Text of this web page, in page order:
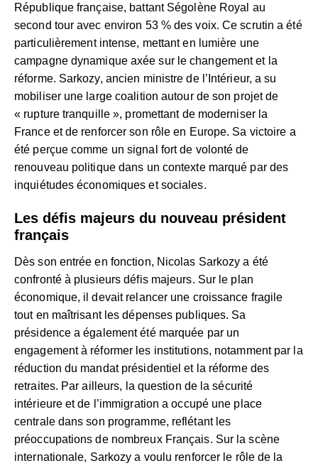
République française, battant Ségolène Royal au
second tour avec environ 53 % des voix. Ce scrutin a été
particulièrement intense, mettant en lumière une
campagne dynamique axée sur le changement et la
réforme. Sarkozy, ancien ministre de l’Intérieur, a su
mobiliser une large coalition autour de son projet de
« rupture tranquille », promettant de moderniser la
France et de renforcer son rôle en Europe. Sa victoire a
été perçue comme un signal fort de volonté de
renouveau politique dans un contexte marqué par des
inquiétudes économiques et sociales.
Les défis majeurs du nouveau président
français
Dès son entrée en fonction, Nicolas Sarkozy a été
confronté à plusieurs défis majeurs. Sur le plan
économique, il devait relancer une croissance fragile
tout en maîtrisant les dépenses publiques. Sa
présidence a également été marquée par un
engagement à réformer les institutions, notamment par la
réduction du mandat présidentiel et la réforme des
retraites. Par ailleurs, la question de la sécurité
intérieure et de l’immigration a occupé une place
centrale dans son programme, reflétant les
préoccupations de nombreux Français. Sur la scène
internationale, Sarkozy a voulu renforcer le rôle de la